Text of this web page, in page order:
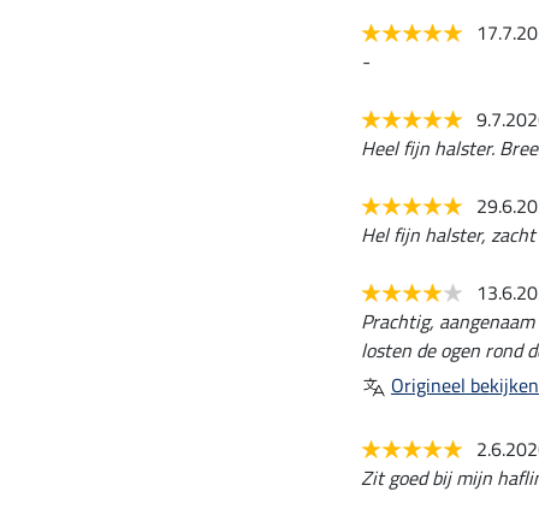
-
Heel fijn halster.
Hel fijn halster,
Prachtig,
losten de ogen rond
Origineel bekijken
Zit goed bij mijn